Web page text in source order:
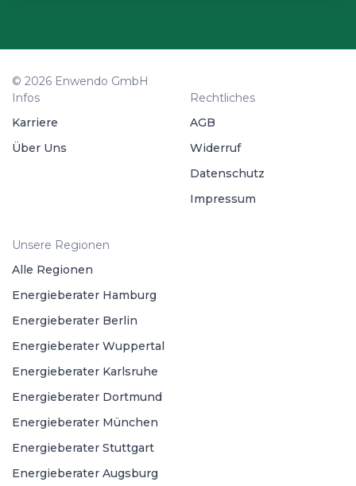
© 2026 Enwendo GmbH
Infos
Karriere
Über Uns
Rechtliches
AGB
Widerruf
Datenschutz
Impressum
Unsere Regionen
Alle Regionen
Energieberater Hamburg
Energieberater Berlin
Energieberater Wuppertal
Energieberater Karlsruhe
Energieberater Dortmund
Energieberater München
Energieberater Stuttgart
Energieberater Augsburg